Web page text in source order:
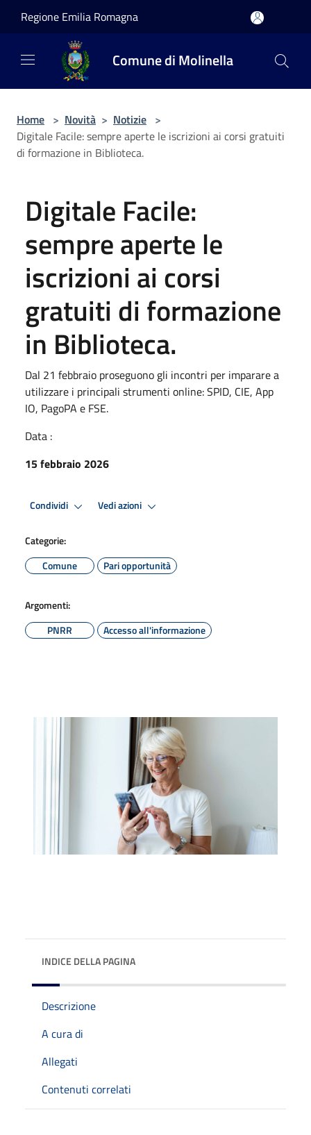
Regione Emilia Romagna
Comune di Molinella
Home > Novità > Notizie >
Digitale Facile: sempre aperte le iscrizioni ai corsi gratuiti
di formazione in Biblioteca.
Digitale Facile:
sempre aperte le
iscrizioni ai corsi
gratuiti di formazione
in Biblioteca.
Dal 21 febbraio proseguono gli incontri per imparare a
utilizzare i principali strumenti online: SPID, CIE, App
IO, PagoPA e FSE.
Data :
15 febbraio 2026
Condividi Vedi azioni
Categorie:
Comune
Pari opportunità
Argomenti:
PNRR
Accesso all'informazione
INDICE DELLA PAGINA
Descrizione
A cura di
Allegati
Contenuti correlati